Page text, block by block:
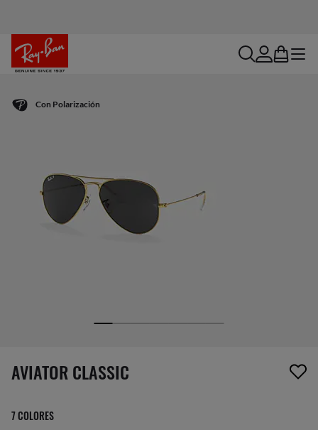
searchaccount
bag menu
Con Polarización
1 item has been removed from your wishlist
AVIATOR CLASSIC
7 COLORES